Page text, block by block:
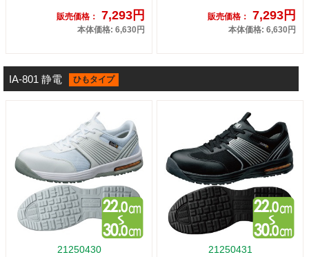
販売価格： 7,293円
本体価格: 6,630円
販売価格： 7,293円
本体価格: 6,630円
IA-801 静電 ひもタイプ
21250430 21250431